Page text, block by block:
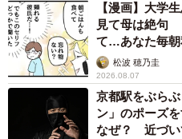
「そして、逆に同じボールを
触れて回る」
「相手がグローブ付けてなけ
ないと誹謗中傷になっちゃう
「ネットの相手はただの壁
多い事…」
【漫画】大学
見て母は絶句
て…あなた毎朝
松波 穂乃圭
2026.08.07
京都駅をぶら
ン」のポーズ
なぜ？ 近づ